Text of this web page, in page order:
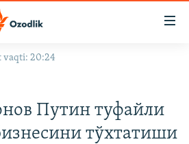
vaqti: 20:24
Путин туфайли
тўхтатиши